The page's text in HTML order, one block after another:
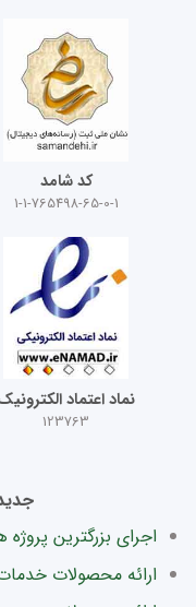
کد شامد
1-1-765498-65-0-1
نماد اعتماد
123763
اجرای بزرگترین
ارائه محصولات